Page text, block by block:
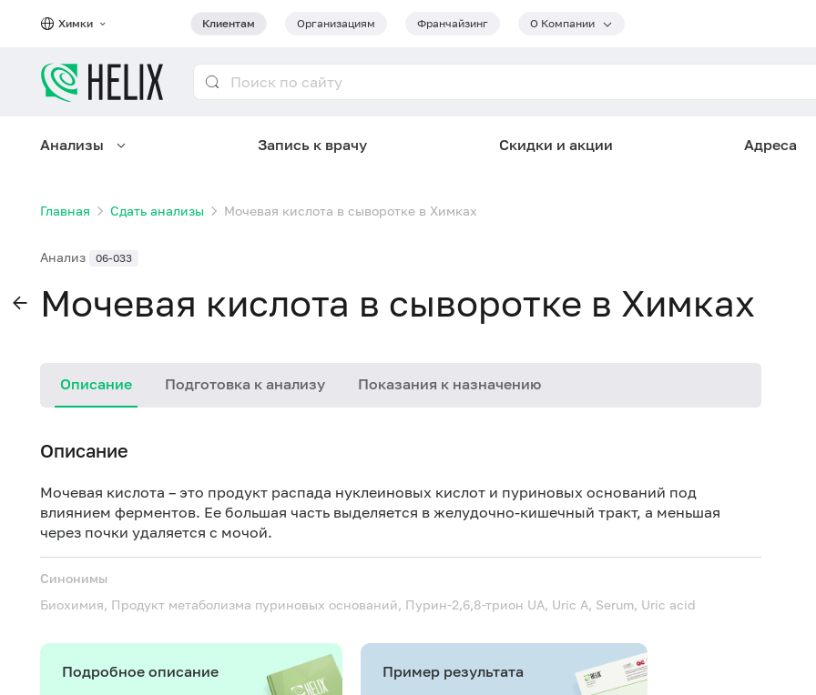
Химки Клиентам Организациям Франчайзинг О Компании
Анализы Запись к врачу Скидки и акции Адреса
Главная Сдать анализы Мочевая кислота в сыворотке в Химках
Анализ 06-033
Мочевая кислота в сыворотке в Химках
Описание Подготовка к анализу Показания к назначению
Описание
Мочевая кислота – это продукт распада нуклеиновых кислот и пуриновых оснований под
влиянием ферментов. Ее большая часть выделяется в желудочно-кишечный тракт, а меньшая
через почки удаляется с мочой.
Синонимы
Биохимия, Продукт метаболизма пуриновых оснований, Пурин-2,6,8-трион UA, Uric A, Serum, Uric acid
Подробное описание Пример результата